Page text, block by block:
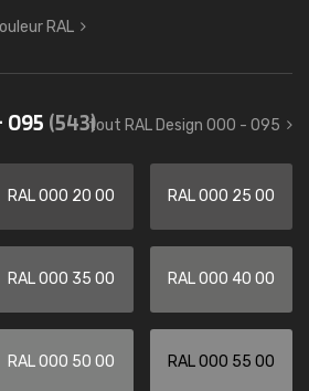
RAL
095 (543)tout RAL Design 000 - 095
RAL 000 20 00 RAL 000 25 00
RAL 000 35 00 RAL 000 40 00
RAL 000 50 00 RAL 000 55 00